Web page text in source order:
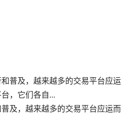
普及，越来越多的交易平台应运
，它们各自...
及，越来越多的交易平台应运而